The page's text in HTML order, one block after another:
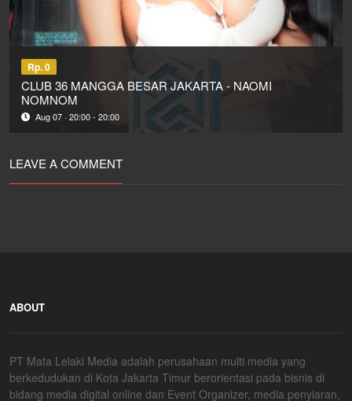
Rp. 0
CLUB 36 MANGGA BESAR JAKARTA - NAOMI
NOMNOM
Aug 07 · 20:00 - 20:00
LEAVE A COMMENT
ABOUT
PT Mata Lelaki Media adalah perusahaan multi media yang
berkedudukan di Kota Jakarta Timur berorientasi pada bisnis di
bidang media digital online dan Event Organizer, media penyiaran,